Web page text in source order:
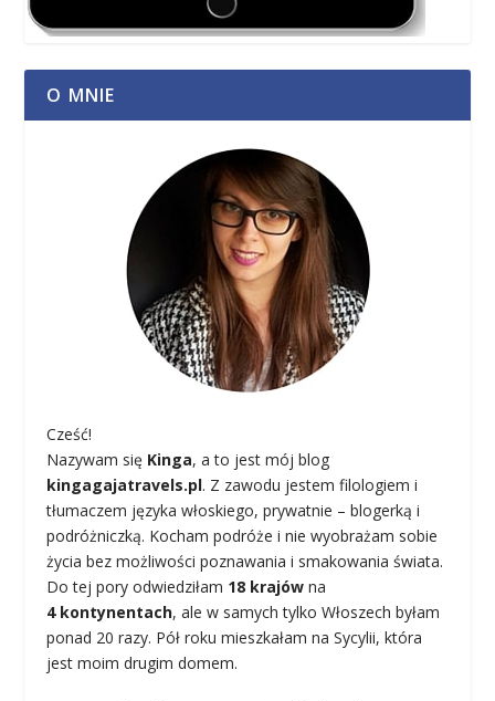
O MNIE
Cześć!
Nazywam się Kinga, a to jest mój blog
kingagajatravels.pl. Z zawodu jestem filologiem i
tłumaczem języka włoskiego, prywatnie – blogerką i
podróżniczką. Kocham podróże i nie wyobrażam sobie
życia bez możliwości poznawania i smakowania świata.
Do tej pory odwiedziłam 18 krajów na
4 kontynentach, ale w samych tylko Włoszech byłam
ponad 20 razy. Pół roku mieszkałam na Sycylii, która
jest moim drugim domem.